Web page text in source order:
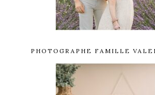
PHOTOGRAPHE FAMILLE